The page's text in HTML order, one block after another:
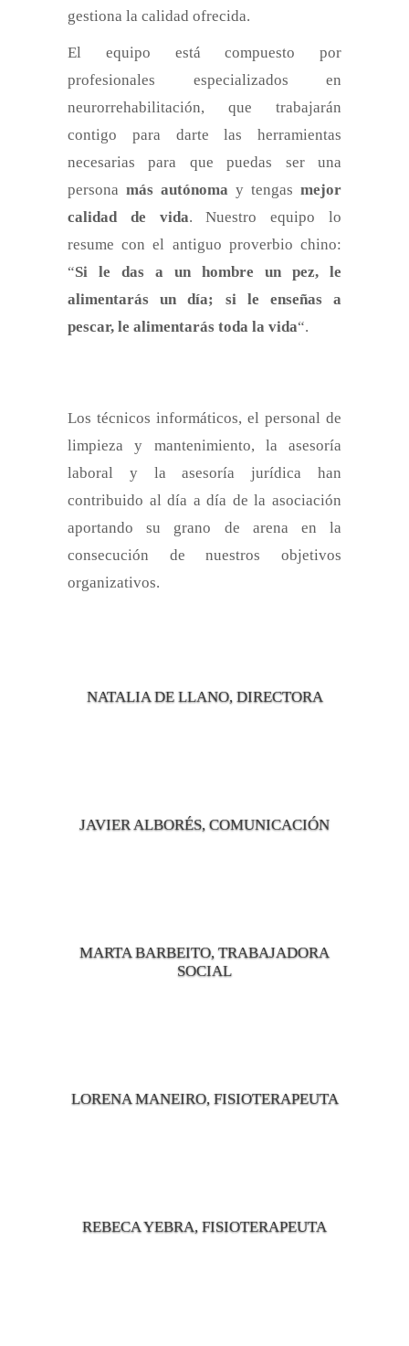
gestiona la calidad ofrecida.
El equipo está compuesto por
profesionales especializados en
neurorrehabilitación, que trabajarán
contigo para darte las herramientas
necesarias para que puedas ser una
persona más autónoma y tengas mejor
calidad de vida. Nuestro equipo lo
resume con el antiguo proverbio chino:
“Si le das a un hombre un pez, le
alimentarás un día; si le enseñas a
pescar, le alimentarás toda la vida“.
Los técnicos informáticos, el personal de
limpieza y mantenimiento, la asesoría
laboral y la asesoría jurídica han
contribuido al día a día de la asociación
aportando su grano de arena en la
consecución de nuestros objetivos
organizativos.
NATALIA DE LLANO, DIRECTORA
JAVIER ALBORÉS, COMUNICACIÓN
MARTA BARBEITO, TRABAJADORA
SOCIAL
LORENA MANEIRO, FISIOTERAPEUTA
REBECA YEBRA, FISIOTERAPEUTA